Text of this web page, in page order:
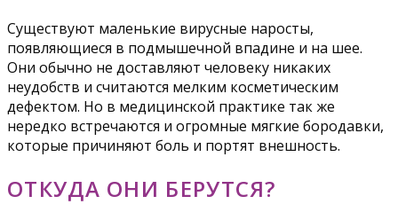
Существуют маленькие вирусные наросты,
появляющиеся в подмышечной впадине и на шее.
Они обычно не доставляют человеку никаких
неудобств и считаются мелким косметическим
дефектом. Но в медицинской практике так же
нередко встречаются и огромные мягкие бородавки,
которые причиняют боль и портят внешность.
ОТКУДА ОНИ БЕРУТСЯ?